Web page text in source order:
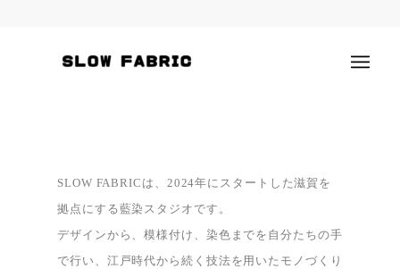
SLOW FABRICは、2024年にスタートした滋賀を
拠点にする藍染スタジオです。
デザインから、模様付け、染色までを自分たちの手
で行い、江戸時代から続く技法を用いたモノづくり